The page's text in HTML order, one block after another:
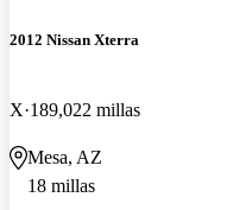
2012 Nissan Xterra
X 189,022 millas
Mesa, AZ
18 millas